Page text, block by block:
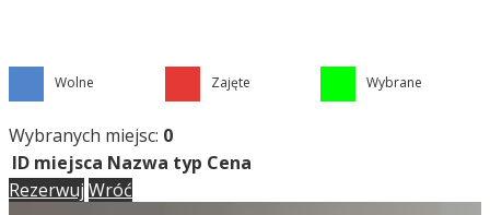
Wolne Zajęte Wybrane
Wybranych miejsc: 0
ID miejsca Nazwa typ Cena
Rezerwuj Wróć